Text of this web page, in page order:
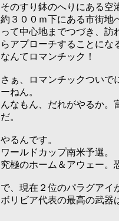
そのすり鉢のへりにある空
約３００ｍ下にある市街地
って中心地までつづき、訪
らアプローチすることにな
なんてロマンチック！
さぁ、ロマンチックついで
ーねん。
んなもん、だれがやるか。
だ。
やるんです。
ワールドカップ南米予選。
究極のホーム＆アウェー。
で、現在２位のパラグアイ
ボリビア代表の最高の武器